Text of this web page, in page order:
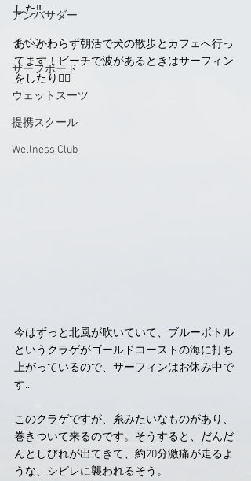
アンバサダー
イベント
サーフボード
ウェットスーツ
提携スクール
Wellness Club
した‼
あいかわらず朝活で犬の散歩とカフェへ行っ
てます！ビーチで波があるときはサーフィン
をしたり🏄‍♀️
今はずっと北風が吹いていて、ブルーボトル
というクラゲがゴールドコーストの海に打ち
上がっているので、サーフィンはお休み中で
す…
このクラゲですが、糸みたいなものがあり、
巻きついて来るのです。そうすると、だんだ
んとしびれが出てきて、約20分激痛が走るよ
うな、シビレに襲われるそう。